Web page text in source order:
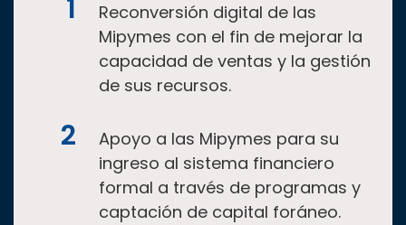
Reconversión digital de las
Mipymes con el fin de mejorar la
capacidad de ventas y la gestión
de sus recursos.
Apoyo a las Mipymes para su
ingreso al sistema financiero
formal a través de programas y
captación de capital foráneo.